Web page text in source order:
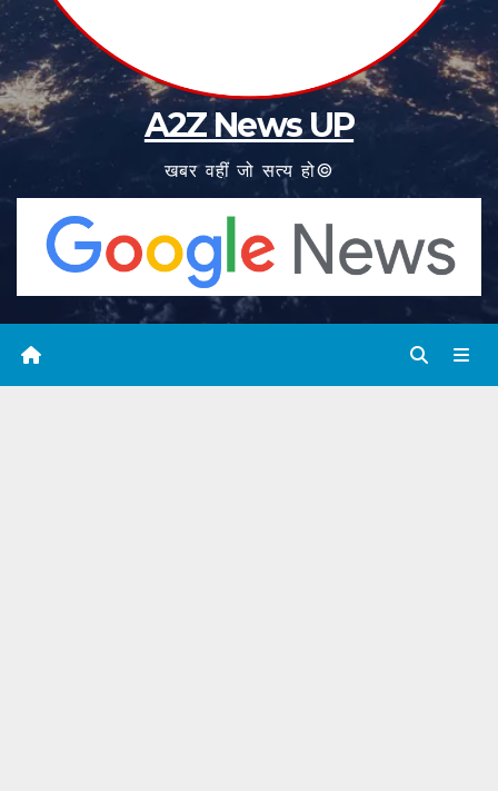
A2Z News UP
खबर वहीं जो सत्य हो©